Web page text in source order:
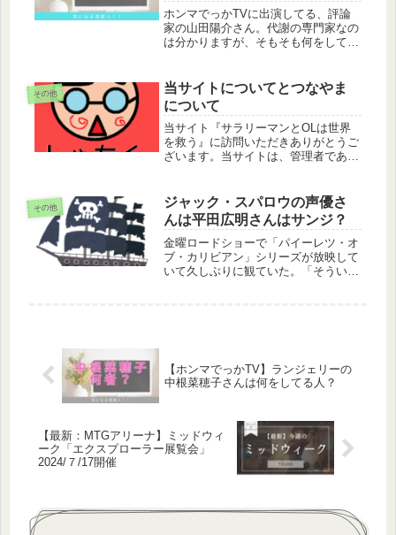
ホンマでっかTVに出演してる、評論
家の山田陽介さん。代謝の専門家なの
は分かりますが、そもそも何をしてい
医工学研究科の教授です。健康寿命の
延伸に関わるテーマを中心に研究をし
て...
その他
当サイトについてとつなやま
について
当サイト『サラリーマンとOLは世界
を救う』に訪問いただきありがとうご
ざいます。当サイトは、管理者である
ります。働く人々が世の中をどんどん
良くしてると信じておりますが、しか
し...
その他
ジャック・スパロウの声優さ
んは平田広明さんはサンジ？
金曜ロードショーで「パイーレツ・オ
ブ・カリビアン」シリーズが放映して
いて久しぶりに観ていた。「そういえ
【ホンマでっかTV】ランジェリーの
中根菜穂子さんは何をしてる人？
【最新：MTGアリーナ】ミッドウィ
ーク「エクスプローラー展覧会」
2024/７/17開催